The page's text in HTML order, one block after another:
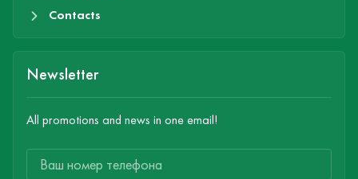
Contacts
Newsletter
All promotions and news in one email!